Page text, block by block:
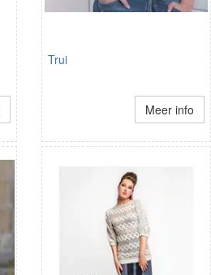
Trui
Meer info